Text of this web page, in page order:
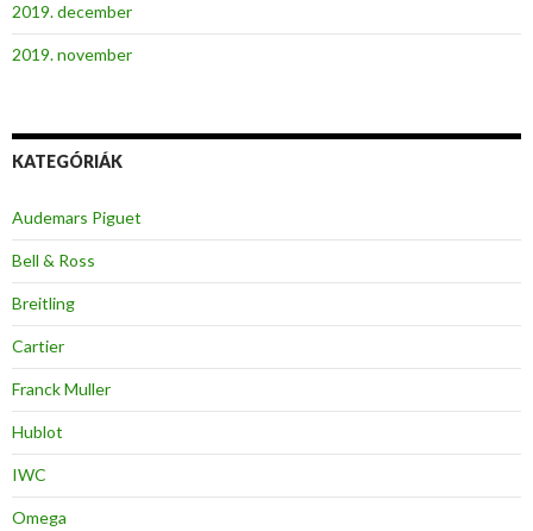
2019. december
2019. november
KATEGÓRIÁK
Audemars Piguet
Bell & Ross
Breitling
Cartier
Franck Muller
Hublot
IWC
Omega